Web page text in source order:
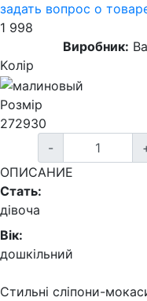
задать вопрос о
1 998
Виробник:
Kолір
Розмір
272930
-
ОПИСАНИЕ
Стать:
дівоча
Вік:
дошкільний
Стильні сліпони-